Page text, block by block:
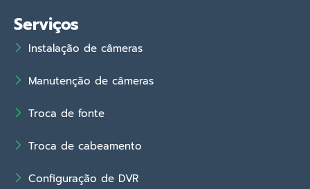
Serviços
Instalação de câmeras
Manutenção de câmeras
Troca de fonte
Troca de cabeamento
Configuração de DVR